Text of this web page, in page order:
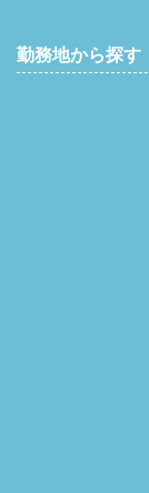
勤務地から探す